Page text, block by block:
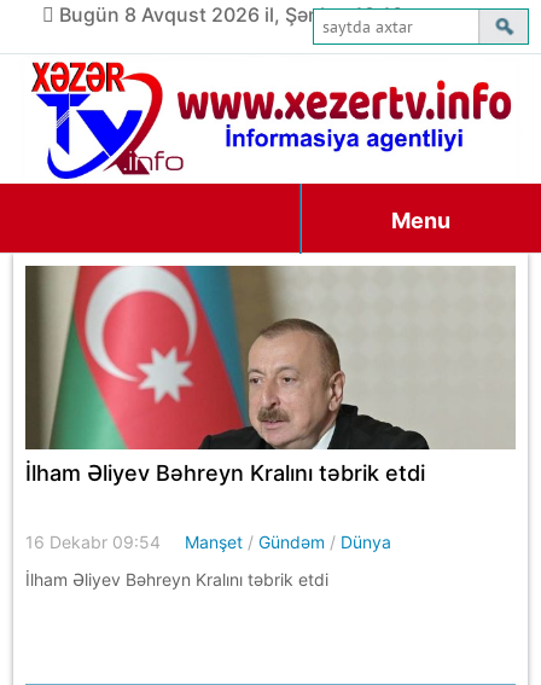
Bugün 8 Avqust 2026 il, Şənbə, 18:13
Menu
İlham Əliyev Bəhreyn Kralını təbrik etdi
16 Dekabr 09:54 Manşet /Gündəm / Dünya
İlham Əliyev Bəhreyn Kralını təbrik etdi